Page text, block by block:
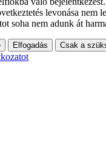
levonása nem
soha nem adunk át
Elfogadás Csak a